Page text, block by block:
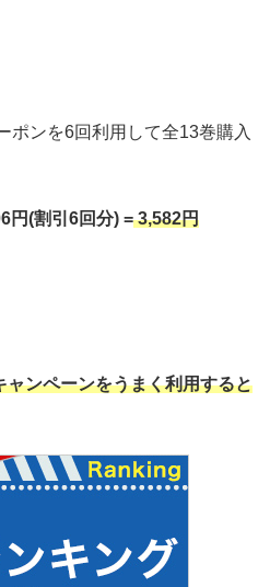
ポンを6回利用して全13巻購入
円(割引6回分) =3,582円
ンペーンをうまく利用すると